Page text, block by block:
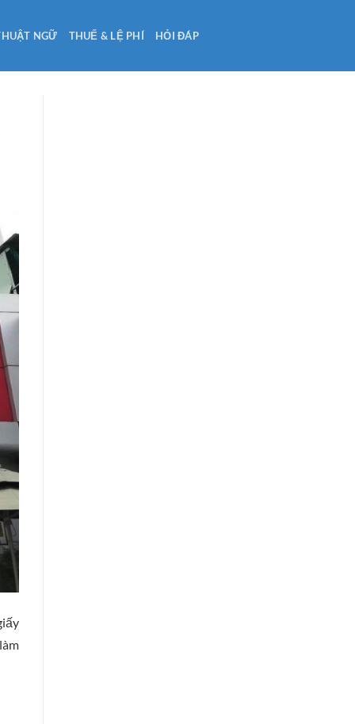
NGỮ THUẾ & LỆ PHÍ HỎI ĐÁP